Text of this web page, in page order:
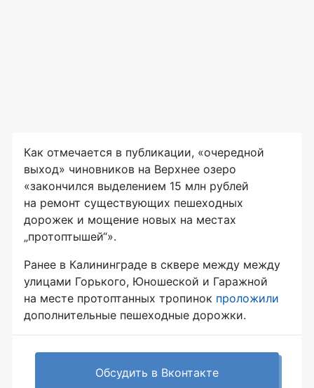
Как отмечается в публикации, «очередной
выход» чиновников на Верхнее озеро
«закончился выделением 15 млн рублей
на ремонт существующих пешеходных
дорожек и мощение новых на местах
„протоптышей“».
Ранее в Калининграде в сквере между между
улицами Горького, Юношеской и Гаражной
на месте протоптанных тропинок проложили
дополнительные пешеходные дорожки.
Обсудить в Вконтакте